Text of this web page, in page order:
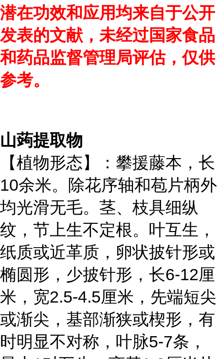
潜在功效和应用均来自于公开
发表的文献，未经过国家食品
和药品监督管理局评估，仅供
参考。
山蒟提取物
【植物形态】：攀援藤本，长
10余米。除花序轴和苞片柄外
均光滑无毛。茎、枝具细纵
纹，节上生不定根。叶互生，
纸质或近革质，卵状披针形或
椭圆形，少披针形，长6-12厘
米，宽2.5-4.5厘米，先端短尖
或渐尖，基部渐狭或楔形，有
时明显不对称，叶脉5-7条，